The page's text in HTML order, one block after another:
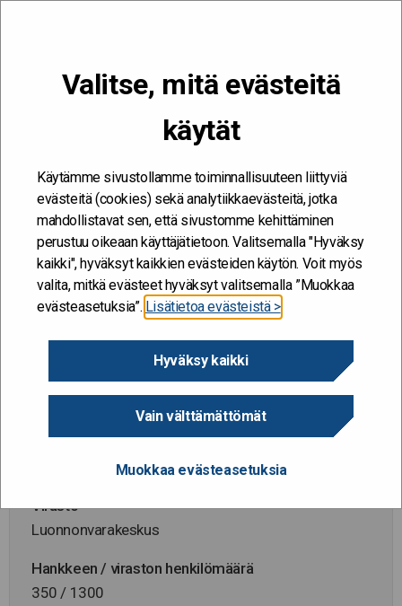
Valitse, mitä evästeitä
käytät
Käytämme sivustollamme toiminnallisuuteen liittyviä
evästeitä (cookies) sekä analytiikkaevästeitä, jotka
mahdollistavat sen, että sivustomme kehittäminen
perustuu oikeaan käyttäjätietoon. Valitsemalla "Hyväksy
kaikki", hyväksyt kaikkien evästeiden käytön. Voit myös
valita, mitkä evästeet hyväksyt valitsemalla ”Muokkaa
evästeasetuksia”. Lisätietoa evästeistä >
Hyväksy kaikki
Vain välttämättömät
Muokkaa evästeasetuksia
Kehitän ja kehityn #töissäSuomelle
Osaamisen kehittäminen
Tutkimusinfrastruktuuripalvelut -yksikössä
Osaamisen kehittäminen
Tutkimusinfrastruktuuripal
velut -yksikössä
20.6.2018
Hanke alkaa / päättyy
Hallinnonala
Maa- ja metsätalousministeriö
Virasto
Luonnonvarakeskus
Hankkeen / viraston henkilömäärä
350 / 1300